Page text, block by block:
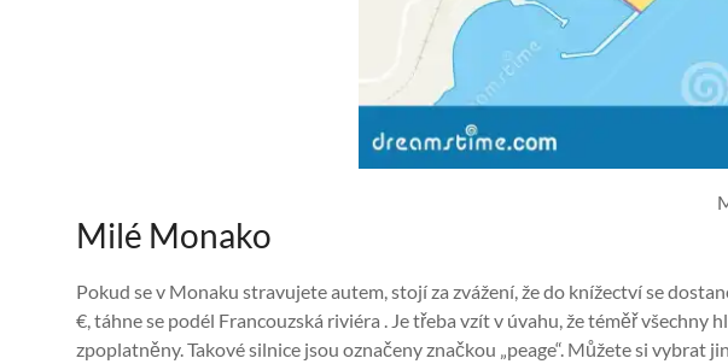
Milé Monako
Pokud se v Monaku stravujete autem, stojí za zvážení, že do knížectví se
€, táhne se podél Francouzská riviéra . Je třeba vzít v úvahu, že téměř
zpoplatněny. Takové silnice jsou označeny značkou „peage“. Můžete si